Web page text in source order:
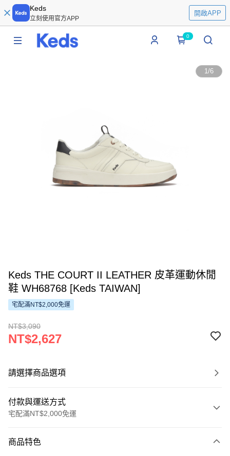
Keds
立刻使用官方APP
開啟APP
0
1/6
Keds THE COURT II LEATHER 皮革運動休閒
鞋 WH68768 [Keds TAIWAN]
宅配滿NT$2,000免運
NT$3,090
NT$2,627
請選擇商品選項
付款與運送方式
宅配滿NT$2,000免運
信用卡一次付款
商品特色